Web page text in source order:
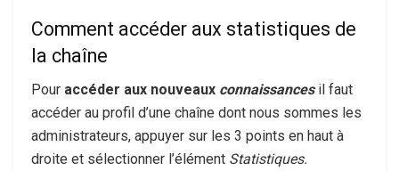
Comment accéder aux statistiques de
la chaîne
Pour accéder aux nouveaux connaissancesil faut
accéder au profil d’une chaîne dont nous sommes les
administrateurs, appuyer sur les 3 points en haut à
droite et sélectionner l’élément Statistiques.